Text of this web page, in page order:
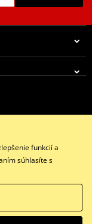
Ne: Zatvorené
funkcií a
súhlasíte s